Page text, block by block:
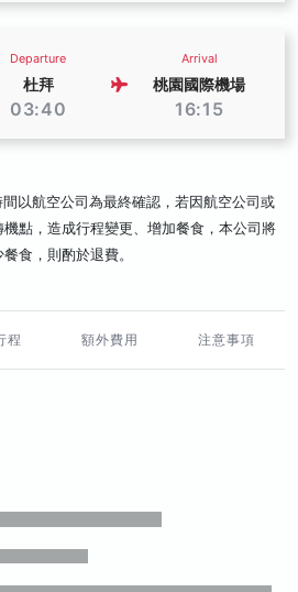
Departure
杜拜
03:40
Arrival
桃園國際機場
16:15
以航空公司為最終確認，若因航空公司或
點，造成行程變更、增加餐食，本公司將
食，則酌於退費。
程 額外費用 注意事項